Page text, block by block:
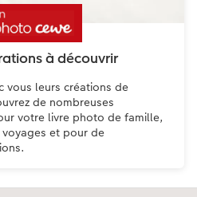
à découvrir
vous leurs créations de
de nombreuses
votre livre photo de famille,
et pour de